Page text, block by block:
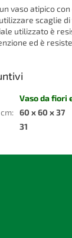
vaso atipico
scaglie
utilizzato è
ed è
Vaso da fiori
: 60 x 60 x 37
31